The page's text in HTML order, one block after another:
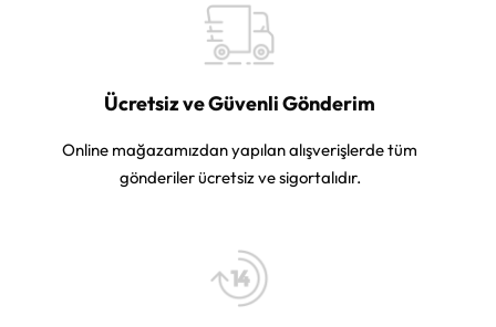
Ücretsiz ve Güvenli Gönderim
Online mağazamızdan yapılan alışverişlerde tüm
gönderiler ücretsiz ve sigortalıdır.